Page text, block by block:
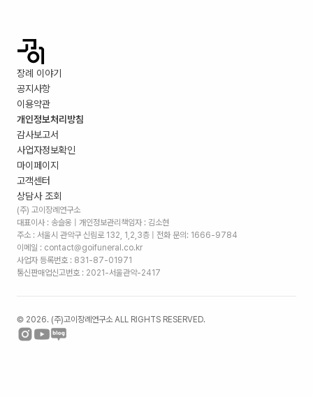
장례 이야기
공지사항
이용약관
개인정보처리방침
감사보고서
사업자정보확인
마이페이지
고객센터
상담사 조회
(주) 고이장례연구소
대표이사 : 송슬옹 | 개인정보관리책임자 : 김소현
주소 : 서울시 관악구 신림로 132, 1,2,3층 | 전화 문의: 1666-9784
이메일 : contact@goifuneral.co.kr
사업자 등록번호 : 831-87-01971
통신판매업신고번호 : 2021-서울관악-2417
© 2026. (주)고이장례연구소 ALL RIGHTS RESERVED.